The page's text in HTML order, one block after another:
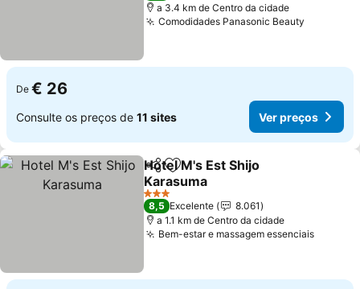
a 3.4 km de Centro da cidade
Comodidades Panasonic Beauty
De € 26
Consulte os preços de 11 sites Ver preços
PartilharAdicionar aos favoritos
Hotel M's Est Shijo
Karasuma
Ver preços
3 Estrelas
8,5 Excelente
8.061
a 1.1 km de Centro da cidade
Bem-estar e massagem essenciaisVer